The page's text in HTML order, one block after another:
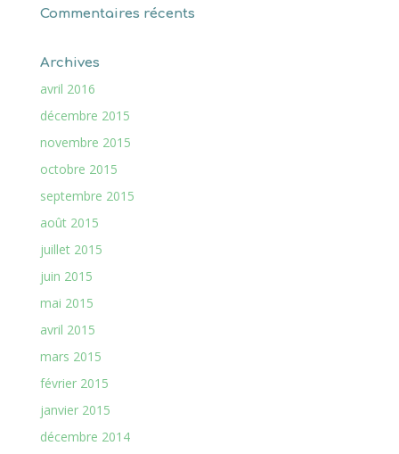
Commentaires récents
Archives
avril 2016
décembre 2015
novembre 2015
octobre 2015
septembre 2015
août 2015
juillet 2015
juin 2015
mai 2015
avril 2015
mars 2015
février 2015
janvier 2015
décembre 2014